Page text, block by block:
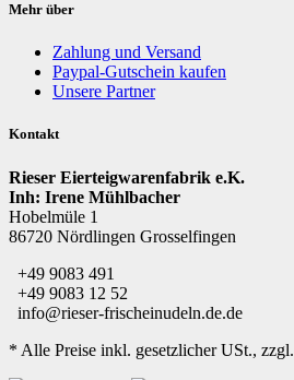
Mehr über
Zahlung und Versand
Paypal-Gutschein kaufen
Unsere Partner
Kontakt
Rieser Eierteigwarenfabrik e.K.
Inh: Irene Mühlbacher
Hobelmüle 1
86720 Nördlingen Grosselfingen
+49 9083 491
+49 9083 12 52
info@rieser-frischeinudeln.de.de
* Alle Preise inkl. gesetzlicher USt., zzgl.